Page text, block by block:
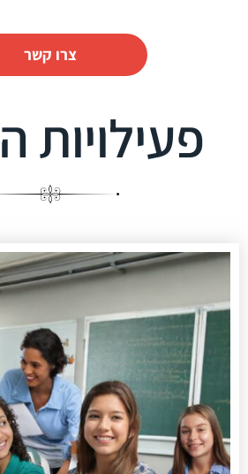
צרו קשר
פעילויות